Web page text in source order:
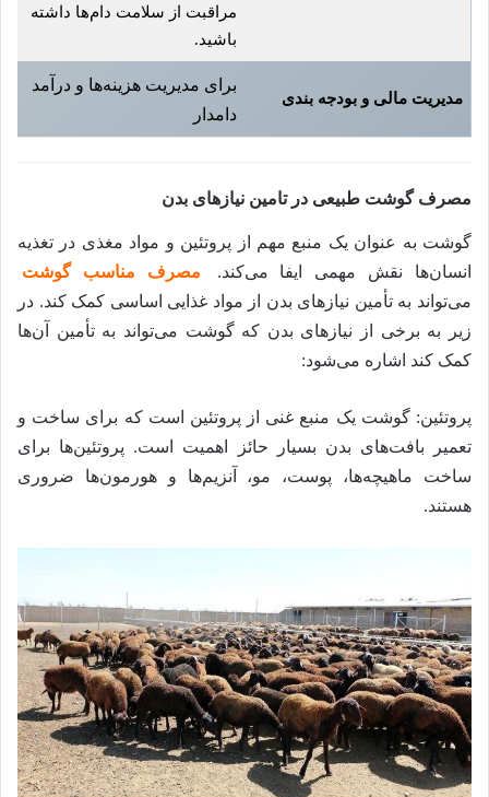
مراقبت از سلامت دام‌ها داشته
باشید.
مدیریت مالی و بودجه بندی
برای مدیریت هزینه‌ها و درآمد
دامدار
مصرف گوشت طبیعی در تامین نیازهای بدن
گوشت به عنوان یک منبع مهم از پروتئین و مواد مغذی در تغذیه
انسان‌ها نقش مهمی ایفا می‌کند.
مصرف مناسب گوشت
می‌تواند به تأمین نیازهای بدن از مواد غذایی اساسی کمک کند. در
زیر به برخی از نیازهای بدن که گوشت می‌تواند به تأمین آن‌ها
کمک کند اشاره می‌شود:
پروتئین: گوشت یک منبع غنی از پروتئین است که برای ساخت و
تعمیر بافت‌های بدن بسیار حائز اهمیت است. پروتئین‌ها برای
ساخت ماهیچه‌ها، پوست، مو، آنزیم‌ها و هورمون‌ها ضروری
هستند.